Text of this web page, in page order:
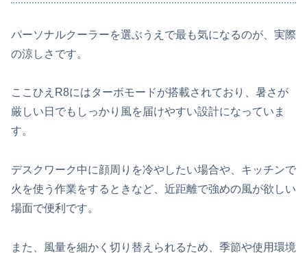
パーソナルクーラーを選ぶうえで最も気になるのが、実際
の涼しさです。
ここひえR8にはターボモードが搭載されており、暑さが
厳しい日でもしっかり風を届けやすい設計になっていま
す。
デスクワーク中に顔周りを冷やしたい場合や、キッチンで
火を使う作業をするときなど、近距離で強めの風が欲しい
場面で便利です。
また、風量を細かく切り替えられるため、季節や使用環境